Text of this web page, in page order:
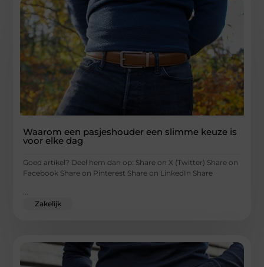
Waarom een pasjeshouder een slimme keuze is
voor elke dag
Goed artikel? Deel hem dan op: Share on X (Twitter) Share on
Facebook Share on Pinterest Share on LinkedIn Share
...
Zakelijk